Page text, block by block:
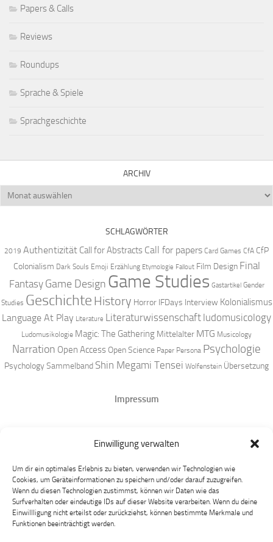
Einwilligung verwalten
Um dir ein optimales Erlebnis zu bieten, verwenden wir Technologien wie
Cookies, um Geräteinformationen zu speichern und/oder darauf zuzugreifen.
Wenn du diesen Technologien zustimmst, können wir Daten wie das
Surfverhalten oder eindeutige IDs auf dieser Website verarbeiten. Wenn du deine
Einwillligung nicht erteilst oder zurückziehst, können bestimmte Merkmale und
Funktionen beeinträchtigt werden.
Papers & Calls
Reviews
Roundups
Sprache & Spiele
Sprachgeschichte
ARCHIV
Archiv
SCHLAGWÖRTER
2019 Authentizität Call for Abstracts Call for papers Card Games CfA CfP
Colonialism Dark Souls Emoji Erzählung Etymologie Fallout Film Design Final
Fantasy Game Design Game Studies Gastartikel Gender
Studies Geschichte History Horror IFDays Interview Kolonialismus
Language At Play Literature Literaturwissenschaft ludomusicology
Ludomusikologie Magic: The Gathering Mittelalter MTG Musicology
Narration Open Access Open Science Paper Persona Psychologie
PsychologySammelband Shin Megami Tensei Wolfenstein Übersetzung
Impressum
Mastodon